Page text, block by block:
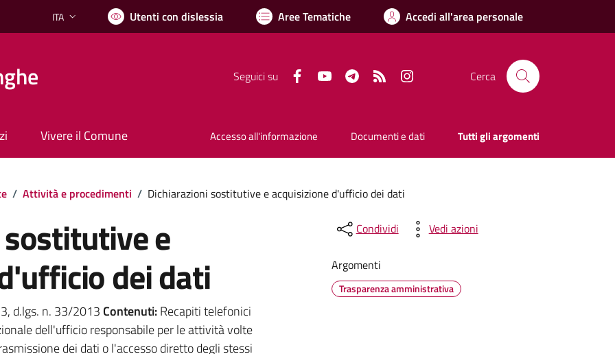
Lingua attiva:
ITA Utenti con dislessia Aree Tematiche Accedi all'area personale
Seguici su FacebookYouTube TelegramRSS Cerca
Vivere il Comune Accesso all'informazione Documenti e dati Tutti gli argomenti
/ Attività e procedimenti / Dichiarazioni sostitutive e acquisizione d'ufficio dei dati
e
dei dati
d.lgs. n. 33/2013 Contenuti:Recapiti telefonici
dell'ufficio responsabile per le attività volte
dei dati o l'accesso diretto degli stessi
Condividi Vedi azioni
Argomenti
Trasparenza amministrativa